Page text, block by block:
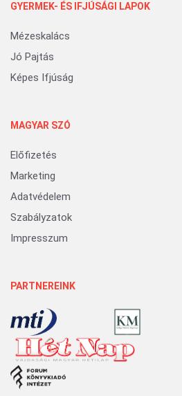
GYERMEK- ÉS IFJÚSÁGI LAPOK
Mézeskalács
Jó Pajtás
Képes Ifjúság
MAGYAR SZÓ
Előfizetés
Marketing
Adatvédelem
Szabályzatok
Impresszum
PARTNEREINK